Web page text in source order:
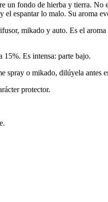
un fondo de hierba y tierra.
espantar lo malo. Su aroma
mikado y auto. Es el
15%. Es intensa: parte bajo.
spray o mikado, dilúyela antes
protector.